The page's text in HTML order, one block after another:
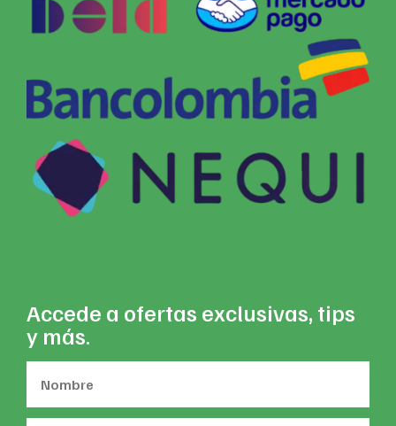
Accede a ofertas exclusivas, tips
y más.